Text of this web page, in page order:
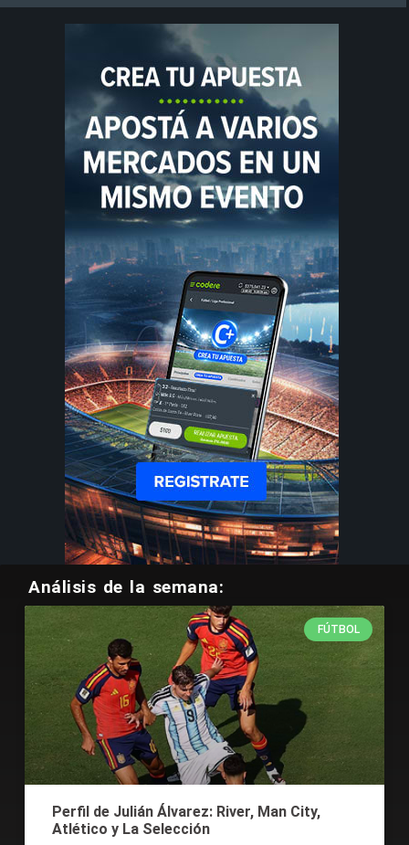
Análisis de la semana:
FÚTBOL
Perfil de Julián Álvarez: River, Man City,
Atlético y La Selección